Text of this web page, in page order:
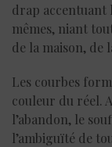
drap accentuant
mêmes, niant
de la maison, de
Les courbes
couleur du réel.
l’abandon, le
l’ambiguïté de